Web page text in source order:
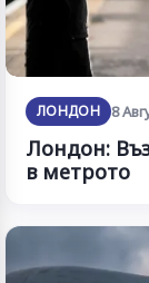
ЛОНДОН 8
Лондон:
в метрото